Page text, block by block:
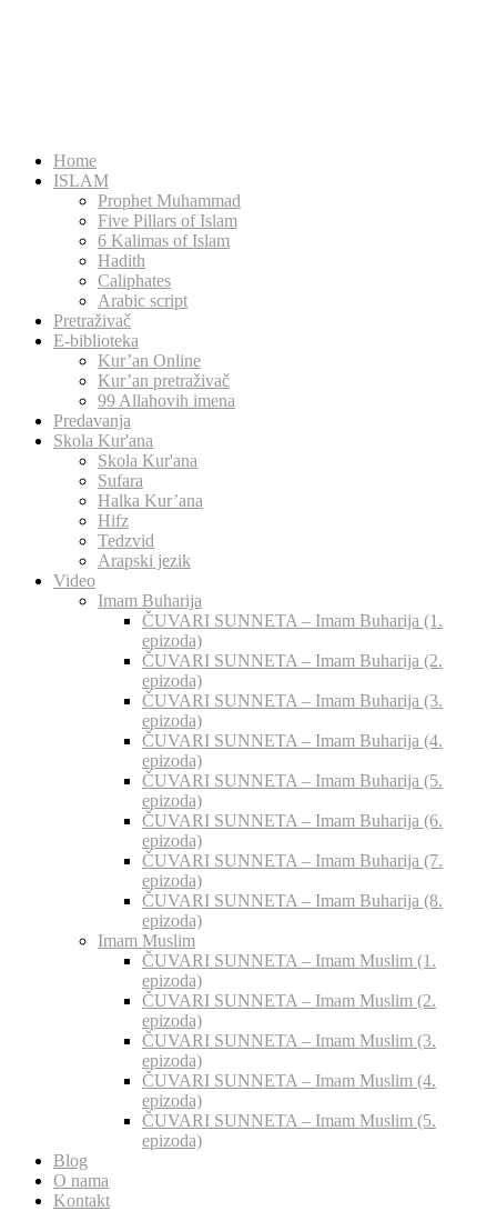
Home
ISLAM
Prophet Muhammad
Five Pillars of Islam
6 Kalimas of Islam
Hadith
Caliphates
Arabic script
Pretraživač
E-biblioteka
Kur’an Online
Kur’an pretraživač
99 Allahovih imena
Predavanja
Skola Kur'ana
Skola Kur'ana
Sufara
Halka Kur’ana
Hifz
Tedzvid
Arapski jezik
Video
Imam Buharija
ČUVARI SUNNETA – Imam Buharija (1.
epizoda)
ČUVARI SUNNETA – Imam Buharija (2.
epizoda)
ČUVARI SUNNETA – Imam Buharija (3.
epizoda)
ČUVARI SUNNETA – Imam Buharija (4.
epizoda)
ČUVARI SUNNETA – Imam Buharija (5.
epizoda)
ČUVARI SUNNETA – Imam Buharija (6.
epizoda)
ČUVARI SUNNETA – Imam Buharija (7.
epizoda)
ČUVARI SUNNETA – Imam Buharija (8.
epizoda)
Imam Muslim
ČUVARI SUNNETA – Imam Muslim (1.
epizoda)
ČUVARI SUNNETA – Imam Muslim (2.
epizoda)
ČUVARI SUNNETA – Imam Muslim (3.
epizoda)
ČUVARI SUNNETA – Imam Muslim (4.
epizoda)
ČUVARI SUNNETA – Imam Muslim (5.
epizoda)
Blog
O nama
Kontakt